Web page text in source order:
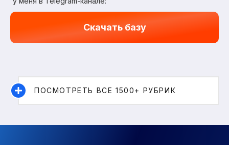
Скачать базу
ПОСМОТРЕТЬ ВСЕ 1500+ РУБРИК